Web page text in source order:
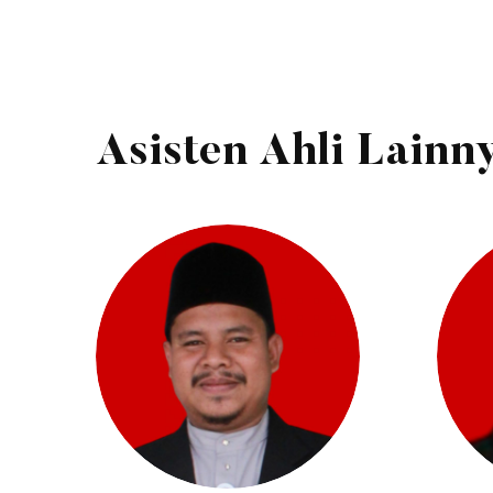
Asisten Ahli